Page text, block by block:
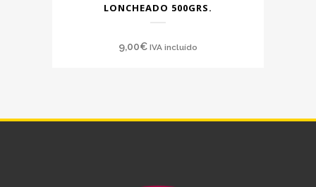
LONCHEADO 500GRS.
9,00€ IVA incluído